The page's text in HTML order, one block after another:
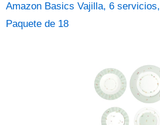
Amazon Basics Vajilla, 6 servicios,
Paquete de 18